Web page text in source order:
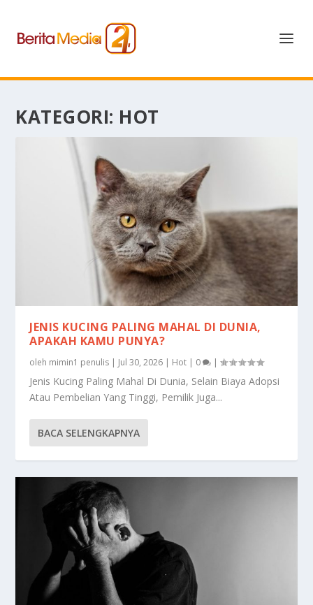
KATEGORI: HOT
JENIS KUCING PALING MAHAL DI DUNIA,
APAKAH KAMU PUNYA?
oleh mimin1 penulis | Jul 30, 2026 | Hot | 0 |
Jenis Kucing Paling Mahal Di Dunia, Selain Biaya Adopsi
Atau Pembelian Yang Tinggi, Pemilik Juga...
BACA SELENGKAPNYA